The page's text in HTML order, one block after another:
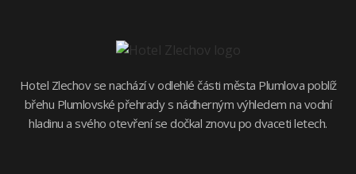
Hotel Zlechov se nachází v odlehlé části města Plumlova poblíž
břehu Plumlovské přehrady s nádherným výhledem na vodní
hladinu a svého otevření se dočkal znovu po dvaceti letech.